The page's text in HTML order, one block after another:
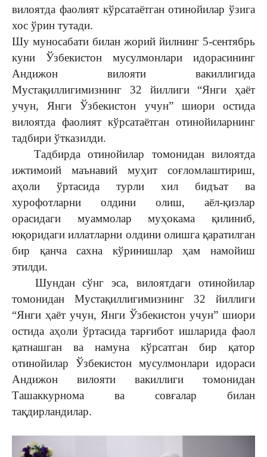
вилоятда фаолият кўрсатаётган отинойилар ўзига
хос ўрин тутади.
Шу муносабати билан жорий йилнинг 5-сентябрь
куни Ўзбекистон мусулмонлари идорасининг
Андижон вилояти вакиллигида
Мустақиллигимизнинг 32 йиллиги “Янги ҳаёт
учун, Янги Ўзбекистон учун” шиори остида
вилоятда фаолият кўрсатаётган отинойиларнинг
тадбири ўтказилди.
Тадбирда отинойилар томонидан вилоятда
ижтимоий маънавий муҳит соғломлаштириш,
аҳоли ўртасида турли хил бидъат ва
хурофотларни олдини олиш, аёл-қизлар
орасидаги муаммолар муҳокама қилиниб,
юқоридаги иллатларни олдини олишга қаратилган
бир қанча сахна кўринишлар ҳам намойиш
этилди.
Шундан сўнг эса, вилоятдаги отинойилар
томонидан Мустақиллигимизнинг 32 йиллиги
“Янги ҳаёт учун, Янги Ўзбекистон учун” шиори
остида аҳоли ўртасида тарғибот ишларида фаол
қатнашган ва намуна кўрсатган бир қатор
отинойилар Ўзбекистон мусулмонлари идораси
Андижон вилояти вакиллиги томонидан
Ташаккурнома ва совғалар билан
тақдирландилар.